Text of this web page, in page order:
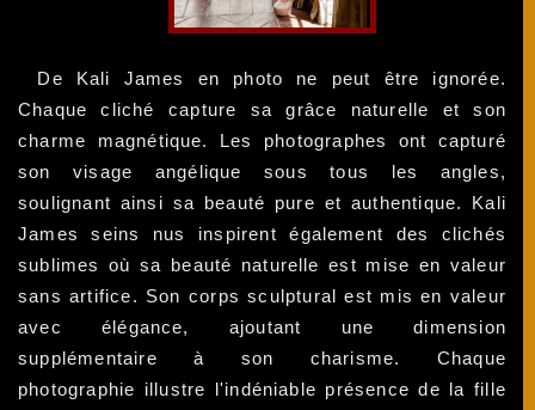
De Kali James en photo ne peut être ignorée.
Chaque cliché capture sa grâce naturelle et son
charme magnétique. Les photographes ont capturé
son visage angélique sous tous les angles,
soulignant ainsi sa beauté pure et authentique. Kali
James seins nus inspirent également des clichés
sublimes où sa beauté naturelle est mise en valeur
sans artifice. Son corps sculptural est mis en valeur
avec élégance, ajoutant une dimension
supplémentaire à son charisme. Chaque
photographie illustre l'indéniable présence de la fille